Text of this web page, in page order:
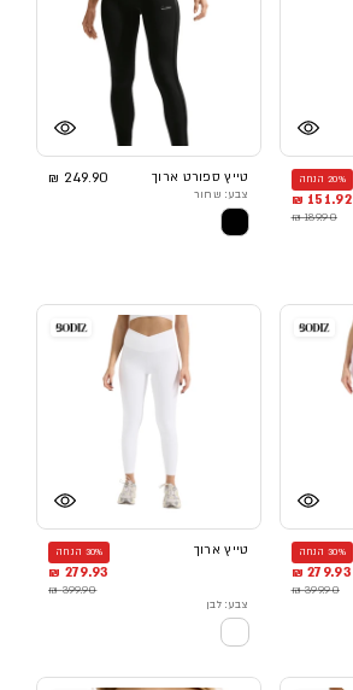
20% הנחה
151.92 ₪
189.90 ₪
טייץ ספורט ארוך 249.90 ₪
צבע: שחור
30% הנחה
279.93 ₪
399.90 ₪
טייץ ארוך 30% הנחה
279.93 ₪
399.90 ₪
צבע: לבן